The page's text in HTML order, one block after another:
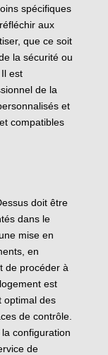
spécifiques
aux
que ce soit
la sécurité ou
est
de la
et
compatibles
doit être
dans le
mise en
en
de procéder à
est
optimal des
de contrôle.
configuration
de